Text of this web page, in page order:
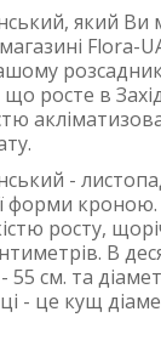
який Ви
Flora-
росте в
-
форми кроною.
росту,
В
55 см. та
- це кущ